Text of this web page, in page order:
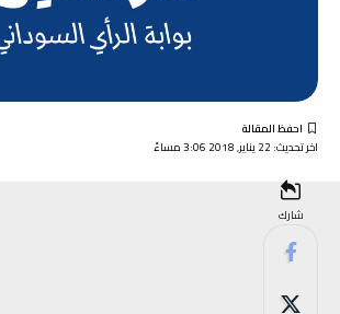
اخر تحديث: 22 يناير, 2018 3:06 مساءً
شارك